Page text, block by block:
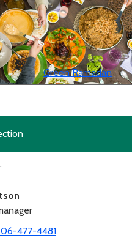
Green Ramadan
477-4481